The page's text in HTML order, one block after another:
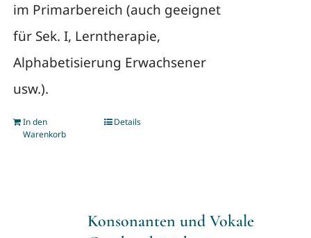
im Primarbereich (auch geeignet
für Sek. I, Lerntherapie,
Alphabetisierung Erwachsener
usw.).
In den
Warenkorb
Details
Konsonanten und Vokale